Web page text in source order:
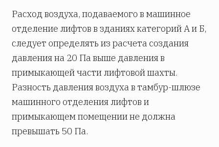
Расход воздуха, подаваемого в машинное
отделение лифтов в зданиях категорий А и Б,
следует определять из расчета создания
давления на 20 Па выше давления в
примыкающей части лифтовой шахты.
Разность давления воздуха в тамбур-шлюзе
машинного отделения лифтов и
примыкающем помещении не должна
превышать 50 Па.